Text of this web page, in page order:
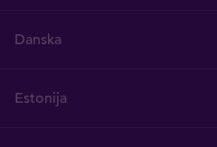
Danska
Estonija